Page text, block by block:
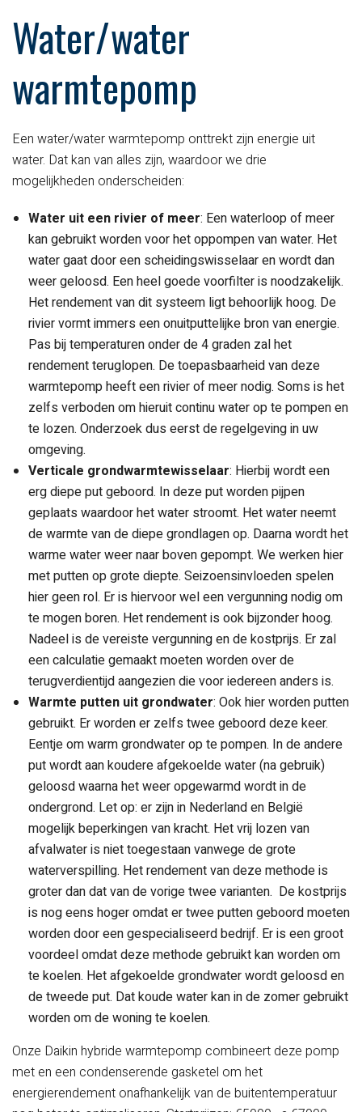
Water/water
warmtepomp
Een water/water warmtepomp onttrekt zijn energie uit
water. Dat kan van alles zijn, waardoor we drie
mogelijkheden onderscheiden:
Water uit een rivier of meer: Een waterloop of meer
kan gebruikt worden voor het oppompen van water. Het
water gaat door een scheidingswisselaar en wordt dan
weer geloosd. Een heel goede voorfilter is noodzakelijk.
Het rendement van dit systeem ligt behoorlijk hoog. De
rivier vormt immers een onuitputtelijke bron van energie.
Pas bij temperaturen onder de 4 graden zal het
rendement teruglopen. De toepasbaarheid van deze
warmtepomp heeft een rivier of meer nodig. Soms is het
zelfs verboden om hieruit continu water op te pompen en
te lozen. Onderzoek dus eerst de regelgeving in uw
omgeving.
Verticale grondwarmtewisselaar: Hierbij wordt een
erg diepe put geboord. In deze put worden pijpen
geplaats waardoor het water stroomt. Het water neemt
de warmte van de diepe grondlagen op. Daarna wordt het
warme water weer naar boven gepompt. We werken hier
met putten op grote diepte. Seizoensinvloeden spelen
hier geen rol. Er is hiervoor wel een vergunning nodig om
te mogen boren. Het rendement is ook bijzonder hoog.
Nadeel is de vereiste vergunning en de kostprijs. Er zal
een calculatie gemaakt moeten worden over de
terugverdientijd aangezien die voor iedereen anders is.
Warmte putten uit grondwater: Ook hier worden putten
gebruikt. Er worden er zelfs twee geboord deze keer.
Eentje om warm grondwater op te pompen. In de andere
put wordt aan koudere afgekoelde water (na gebruik)
geloosd waarna het weer opgewarmd wordt in de
ondergrond. Let op: er zijn in Nederland en België
mogelijk beperkingen van kracht. Het vrij lozen van
afvalwater is niet toegestaan vanwege de grote
waterverspilling. Het rendement van deze methode is
groter dan dat van de vorige twee varianten. De kostprijs
is nog eens hoger omdat er twee putten geboord moeten
worden door een gespecialiseerd bedrijf. Er is een groot
voordeel omdat deze methode gebruikt kan worden om
te koelen. Het afgekoelde grondwater wordt geloosd en
de tweede put. Dat koude water kan in de zomer gebruikt
worden om de woning te koelen.
Onze Daikin hybride warmtepomp combineert deze pomp
met en een condenserende gasketel om het
energierendement onafhankelijk van de buitentemperatuur